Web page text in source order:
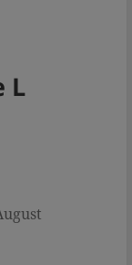
L